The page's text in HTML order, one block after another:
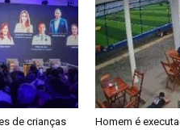
de crianças
Homem é